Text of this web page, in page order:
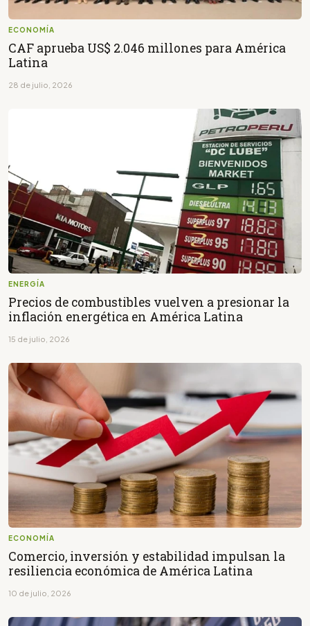
ECONOMÍA
CAF aprueba US$ 2.046 millones para América
Latina
28 de julio, 2026
ENERGÍA
Precios de combustibles vuelven a presionar la
inflación energética en América Latina
15 de julio, 2026
ECONOMÍA
Comercio, inversión y estabilidad impulsan la
resiliencia económica de América Latina
10 de julio, 2026